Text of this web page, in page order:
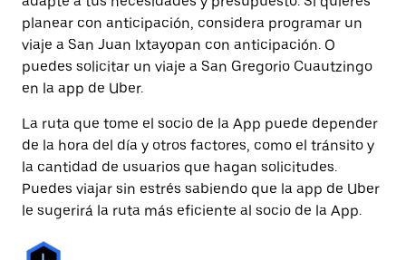
planear con anticipación, considera programar un
viaje a San Juan Ixtayopan con anticipación. O
puedes solicitar un viaje a San Gregorio Cuautzingo
en la app de Uber.
La ruta que tome el socio de la App puede depender
de la hora del día y otros factores, como el tránsito y
la cantidad de usuarios que hagan solicitudes.
Puedes viajar sin estrés sabiendo que la app de Uber
le sugerirá la ruta más eficiente al socio de la App.